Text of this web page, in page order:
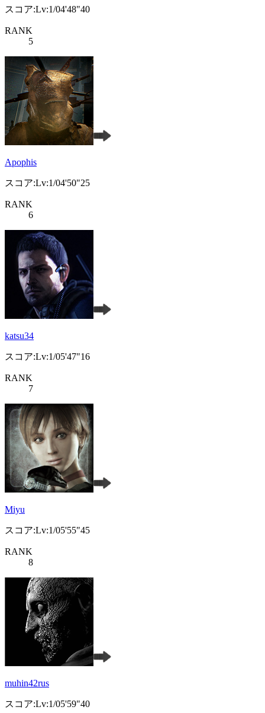
スコア:Lv:1/04'48"40
RANK
5
Apophis
スコア:Lv:1/04'50"25
RANK
6
katsu34
スコア:Lv:1/05'47"16
RANK
7
Miyu
スコア:Lv:1/05'55"45
RANK
8
muhin42rus
スコア:Lv:1/05'59"40